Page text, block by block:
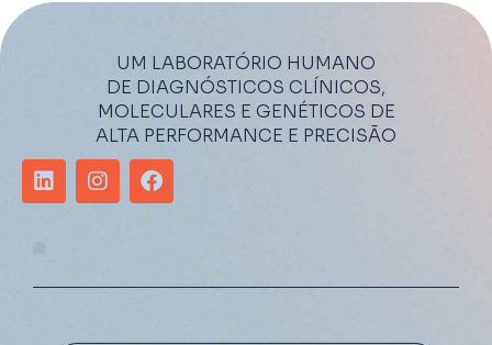
UM LABORATÓRIO HUMANO
DE DIAGNÓSTICOS CLÍNICOS,
MOLECULARES E GENÉTICOS DE
ALTA PERFORMANCE E PRECISÃO